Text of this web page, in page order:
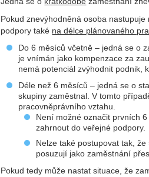
Pokud znevýhodněná osoba
podpory také na délce plánovaného
Do 6 měsíců včetně – jedná se o
je vnímán jako kompenzace za
nemá potenciál zvýhodnit podnik,
Déle než 6 měsíců – jedná se o
skupiny zaměstnal. V tomto
pracovněprávního vztahu.
Není možné označit prvních
zahrnout do veřejné podpory.
Nelze také postupovat tak,
posuzují jako zaměstnání
Pokud tedy může nastat situace, že